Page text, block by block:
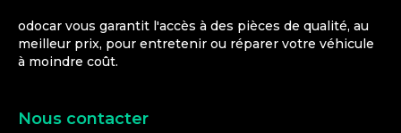
odocar vous garantit l'accès à des pièces de qualité, au
meilleur prix, pour entretenir ou réparer votre véhicule
à moindre coût.
Nous contacter